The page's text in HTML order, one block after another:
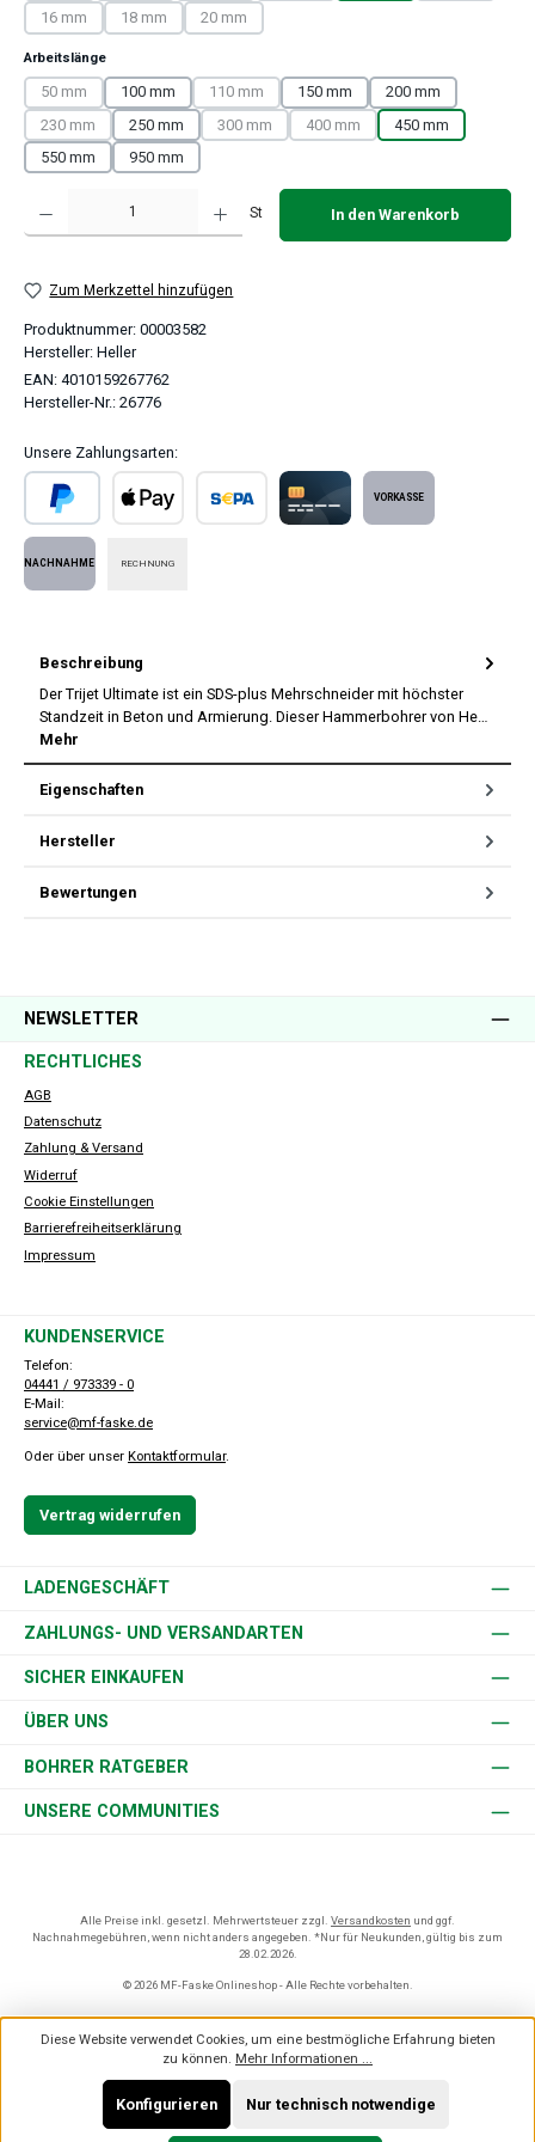
16 mm
(Diese Option ist zurzeit nicht verfügbar.)
18 mm
(Diese Option ist zurzeit nicht verfügbar.)
20 mm
(Diese Option ist zurzeit nicht verfügbar.)
Arbeitslängeauswählen
50 mm
(Diese Option ist zurzeit nicht verfügbar.)
100 mm 110 mm
(Diese Option ist zurzeit nicht verfügbar.)
150 mm
200 mm
230 mm
(Diese Option ist zurzeit nicht verfügbar.)
250 mm 300 mm
(Diese Option ist zurzeit nicht verfügbar.)
400 mm
(Diese Option ist zurzeit nicht
450 mm
550 mm
950 mm
Produkt Anzahl: Gib den gewünschten Wert ein oder benutze die Schaltflächen
St In den Warenkorb
Zum Merkzettel hinzufügen
Produktnummer: 00003582
Hersteller: Heller
EAN: 4010159267762
Hersteller-Nr.: 26776
Unsere Zahlungsarten:
PayPal
RECHNUNG
Beschreibung
Der Trijet Ultimate ist ein SDS-plus Mehrschneider mit höchster
Standzeit in Beton und Armierung. Dieser Hammerbohrer von He…
Mehr
Eigenschaften
Hersteller
Bewertungen
NEWSLETTER
RECHTLICHES
AGB
Datenschutz
Zahlung & Versand
Widerruf
Cookie Einstellungen
Barrierefreiheitserklärung
Impressum
KUNDENSERVICE
Telefon:
04441 / 973339 - 0
E-Mail:
service@mf-faske.de
Oder über unser Kontaktformular.
Vertrag widerrufen
LADENGESCHÄFT
ZAHLUNGS- UND VERSANDARTEN
SICHER EINKAUFEN
ÜBER UNS
BOHRER RATGEBER
UNSERE COMMUNITIES
Alle Preise inkl. gesetzl. Mehrwertsteuer zzgl. Versandkosten und ggf.
Nachnahmegebühren, wenn nicht anders angegeben. *Nur für Neukunden, gültig bis zum
28.02.2026.
© 2026 MF-Faske Onlineshop - Alle Rechte vorbehalten.
Diese Website verwendet Cookies, um eine bestmögliche Erfahrung bieten
zu können. Mehr Informationen ...
Nur technisch notwendige
Konfigurieren